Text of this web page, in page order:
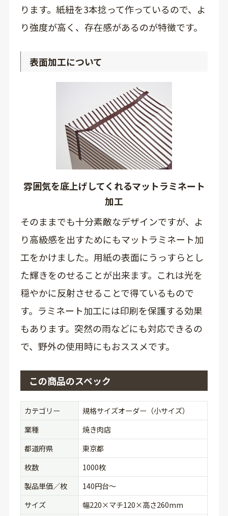
ります。紙紐を3本捻って作っているので、よ
り強度が高く、存在感があるのが特徴です。
表面加工について
雰囲気を底上げしてくれるマットラミネート
加工
そのままでも十分素敵なデザインですが、よ
り高級感を出すためにもマットラミネート加
工をかけました。用紙の表面にうっすらとし
た輝きをのせることが出来ます。これは光を
穏やかに反射させることで得ているもので
す。ラミネート加工には印刷を保護する効果
もあります。突然の雨などにも対応できるの
で、野外の使用時にもおススメです。
この商品のスペック
カテゴリー
規格サイズオーダー（小サイズ）
業種
焼き肉店
都道府県
東京都
枚数
1000枚
製品単価／枚
140円台〜
サイズ
幅220×マチ120×高さ260mm